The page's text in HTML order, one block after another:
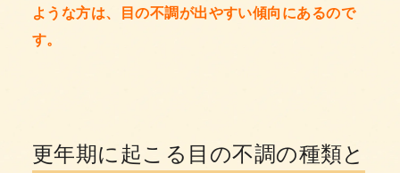
ような方は、目の不調が出やすい傾向にあるので
す。
更年期に起こる目の不調の種類と